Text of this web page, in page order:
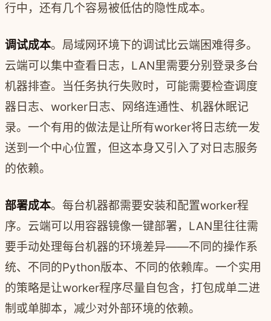
行中，还有几个容易被低估的隐性成本。
调试成本。局域网环境下的调试比云端困难得多。
云端可以集中查看日志，LAN里需要分别登录多台
机器排查。当任务执行失败时，可能需要检查调度
器日志、worker日志、网络连通性、机器休眠记
录。一个有用的做法是让所有worker将日志统一发
送到一个中心位置，但这本身又引入了对日志服务
的依赖。
部署成本。每台机器都需要安装和配置worker程
序。云端可以用容器镜像一键部署，LAN里往往需
要手动处理每台机器的环境差异——不同的操作系
统、不同的Python版本、不同的依赖库。一个实用
的策略是让worker程序尽量自包含，打包成单二进
制或单脚本，减少对外部环境的依赖。